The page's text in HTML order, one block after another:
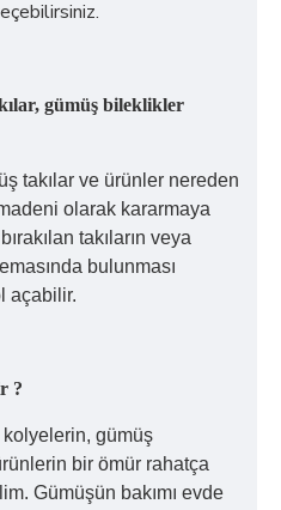
gümüş bileklikler
takılar ve ürünler nereden
olarak kararmaya
takıların veya
bulunması
açabilir.
?
gümüş
bir ömür rahatça
Gümüşün bakımı evde